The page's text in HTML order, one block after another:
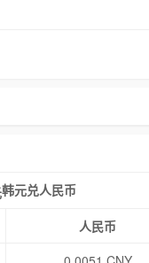
韩元兑人民币
人民币